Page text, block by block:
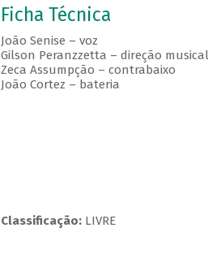
Ficha Técnica
João Senise – voz
Gilson Peranzzetta – direção
Zeca Assumpção – contrabaixo
João Cortez – bateria
Classificação: LIVRE